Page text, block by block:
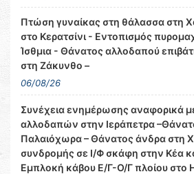
Πτώση γυναίκας στη θάλασσα στη
στο Κερατσίνι - Εντοπισμός
Ίσθμια - Θάνατος αλλοδαπού
στη Ζάκυνθο –
06/08/26
Συνέχεια ενημέρωσης αναφορικά
αλλοδαπών στην Ιεράπετρα
Παλαιόχωρα – Θάνατος άνδρα στη
συνδρομής σε Ι/Φ σκάφη στην Κέα
Εμπλοκή κάβου Ε/Γ-Ο/Γ πλοίου στο